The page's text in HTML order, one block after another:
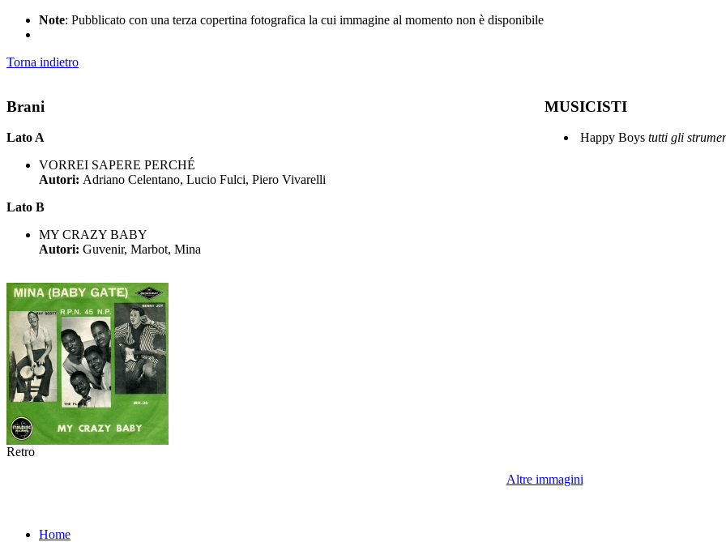
Note: Pubblicato con una terza copertina fotografica la cui immagine al momento non è disponibile
Torna indietro
Brani
Lato A
VORREI SAPERE PERCHÉ
Autori: Adriano Celentano, Lucio Fulci, Piero Vivarelli
Lato B
MY CRAZY BABY
Autori: Guvenir, Marbot, Mina
MUSICISTI
Happy Boys tutti gli
Retro
Altre immagini
Home